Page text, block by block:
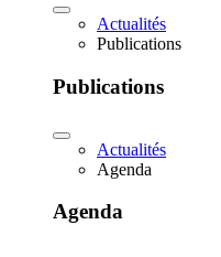
Actualités
Publications
Publications
Actualités
Agenda
Agenda